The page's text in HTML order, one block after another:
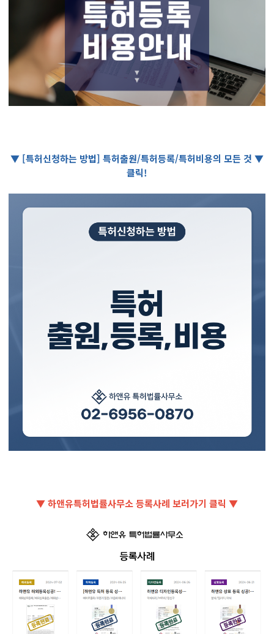
▼ [특허신청하는 방법] 특허출원/특허등록/특허비용의 모든 것 ▼
클릭!
▼ 하앤유특허법률사무소 등록사례 보러가기 클릭 ▼